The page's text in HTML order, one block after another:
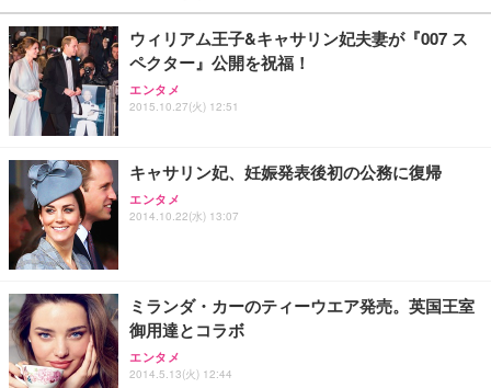
￥27,999
Sezlife オフィスチェア デスクチェア 疲れない テレ
ワーク チェア 強化バックレスト 30度ロッキング機
能 人間工学 椅子 腰サポート 90度跳ね上げ式アーム
ョン PCチェア 通気性メッシュ ゲーミング/勉強/事
務用 おしゃれ パソコンチェア (ブラック)
Sezlife オフィスチェア デスクチェア 疲れない テレ
ワーク チェア 強化バックレスト 30度ロッキング機
務用 おしゃれ パソコンチェア (ホワイト)
ANDWINT オフィスチェア デスクチェア 肘なし メ
ッシュ 通気性 ランバーサポート付き 腰サポート ガ
ス圧無段階昇降 360度回転 キャスター付き コンパク
【純正品】27"ゲーミングモニター DualSense 充電
フック付き（CFI-ZDM1J）
【整備済み品】Dell E2724HS 27インチ 液晶モニタ
ー フルHD（1920×1080）VA 非光沢 HDMI/DisplayP
【MiniLED/24.5inch/280Hz/FHD】GRAPHT THE S
HOOTER Gaming Monitor 24” Essential ゲーミン
グモニター QD 24.5インチ 1ms FHD 量子ドット 残
￥3,234
ネオ・ルーライフ ネオ・オムツ L 中型犬用 26枚入
り 単品
Smart Basic(スマートベーシック) 【Amazon.co.jp
限定】 Smart Basic アイリスオーヤマ ペットシーツ
ュラー 200枚入【Amazon.co.jp限定】
ウィリアム王子&キャサリン妃夫妻が『007 ス
ペクター』公開を祝福！
エンタメ
2015.10.27(火) 12:51
キャサリン妃、妊娠発表後初の公務に復帰
エンタメ
2014.10.22(水) 13:07
ミランダ・カーのティーウエア発売。英国王室
御用達とコラボ
エンタメ
2014.5.13(火) 12:44